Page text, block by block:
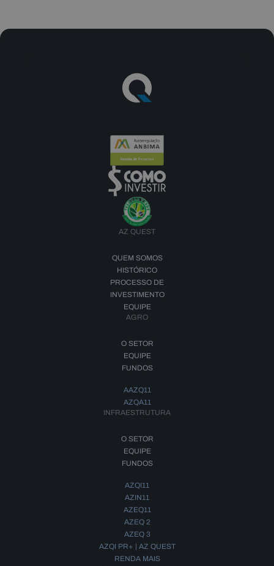
AZ QUEST
QUEM SOMOS
HISTÓRICO
PROCESSO DE
INVESTIMENTO
EQUIPE
AGRO
O SETOR
EQUIPE
FUNDOS
AAZQ11
AZQA11
INFRAESTRUTURA
O SETOR
EQUIPE
FUNDOS
AZQI11
AZIN11
AZEQ11
AZEQ 2
AZEQ 3
AZQI PR+ | AZ QUEST
RENDA MAIS